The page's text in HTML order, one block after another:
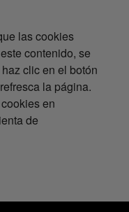
las cookies
contenido, se
clic en el botón
la página.
en
de